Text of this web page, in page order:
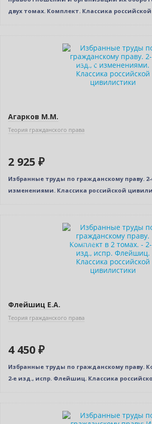
двух томах. Комплект. Классика
Индивидуальный подход
Агарков М.М.
Теория гражданского права
2 925 ₽
Избранные труды по гражданскому праву. 2-
изменениями. Классика российской
Индивидуальный подход
Флейшиц Е.А.
Теория гражданского права
4 450 ₽
Избранные труды по гражданскому праву.
2-е изд., испр. Флейшиц. Классика